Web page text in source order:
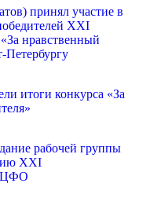
принял участие в
XXI
нравственный
Петербургу
итоги конкурса «За
рабочей группы
XXI
ЦФО